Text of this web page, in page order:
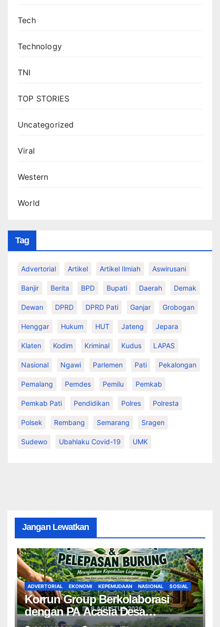
Tech
Technology
TNI
TOP STORIES
Uncategorized
Viral
Western
World
Tag
Advertorial Artikel Artikel Ilmiah Aswirusani
Banjir Berita BPD Bupati Daerah Demak
Dewan DPRD DPRD Pati Ganjar Grobogan
Henggar Hukum HUT Jateng Jepara
Klaten Kodim Kriminal Kudus LAPAS
Nasional Ngawi Parlemen Pati Pekalongan
Pemalang Pemdes Pemilu Pemkab
Pemkab Pati Pendidikan Polres Polresta
Polsek Rembang Semarang Sragen
Sudewo Ubahlaku Covid-19 UMK
Jangan Lewatkan
ADVERTORIAL EKONOMI KEPEMUDAAN NASIONAL SOSIAL
Korrun Group Berkolaborasi
dengan PA Acasia Desa
Sengonbugel Giat Penghijauan